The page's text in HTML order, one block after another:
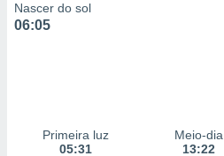
Nascer do sol
06:05
Primeira luz
05:31
Meio-dia
13:22